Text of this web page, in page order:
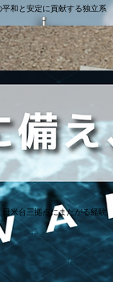
和と安定に貢献する独立系